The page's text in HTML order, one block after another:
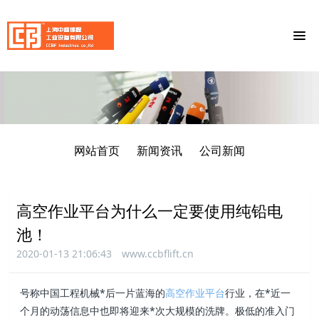
网站首页 新闻资讯 公司新闻
高空作业平台为什么一定要使用纯铅电
池！
2020-01-13 21:06:43 www.ccbflift.cn
号称中国工程机械*后一片蓝海的高空作业平台行业，在*近一
个月的动荡信息中也即将迎来*次大规模的洗牌。极低的准入门